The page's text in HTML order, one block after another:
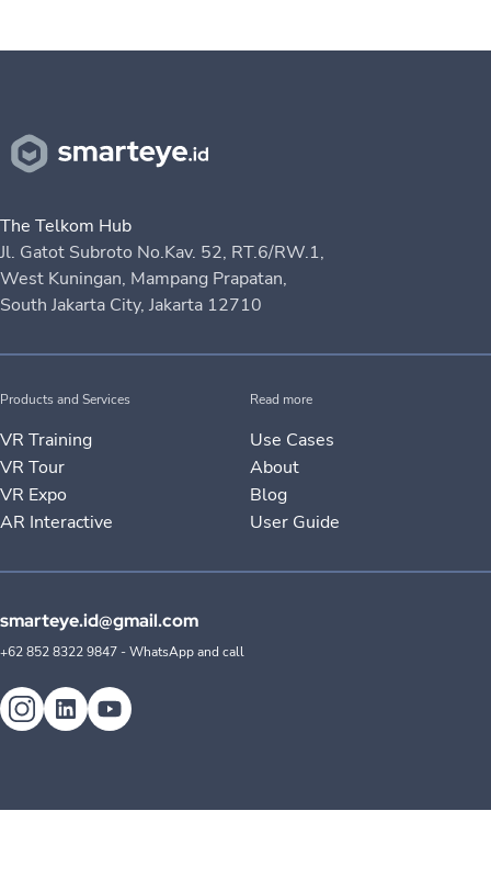
The Telkom Hub
Jl. Gatot Subroto No.Kav. 52, RT.6/RW.1,
West Kuningan, Mampang Prapatan,
South Jakarta City, Jakarta 12710
Products and Services
VR Training
VR Tour
VR Expo
AR Interactive
Read more
Use Cases
About
Blog
User Guide
smarteye.id@gmail.com
+62 852 8322 9847 - WhatsApp and call